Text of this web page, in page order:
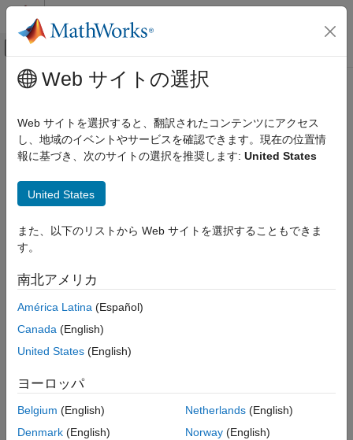
コンテンツへスキップ
オフキャンバス ナビゲーション メ
ドキュメンテーションのホーム
Embedded Coder
展開、統合、サポートされているハードウェア
ウェア
Intel SoC デバイス
デバイス ドライバー ブロック
項目一覧
参考
メインコンテンツ
ピン番号プロパティの追加
ステップ 3 - 2:ブロック マスク
1
3
この手順では、
きるピン番号プロパティを含めます。
MATLAB® エディターで、System object クラス ファイル
パティpinNumber を追加します。値を 9 に設定します。
Web サイトの選択
Web サイトを選択すると、翻訳されたコンテンツにアクセス
し、地域のイベントやサービスを確認できます。現在の位置情
報に基づき、次のサイトの選択を推奨します: United States
United States
また、以下のリストから Web サイトを選択することもできま
す。
南北アメリカ
América Latina (Español)
Canada (English)
United States (English)
ヨーロッパ
Belgium (English)
Denmark (English)
Netherlands(English)
Norway(English)